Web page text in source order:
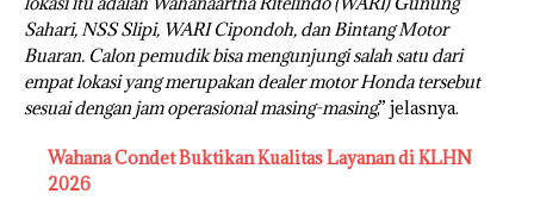
Sahari, NSS Slipi, WARI Cipondoh, dan Bintang Motor
Buaran. Calon pemudik bisa mengunjungi salah satu dari
empat lokasi yang merupakan dealer motor Honda tersebut
sesuai dengan jam operasional masing-masing,” jelasnya.
Wahana Condet Buktikan Kualitas Layanan di KLHN
2026